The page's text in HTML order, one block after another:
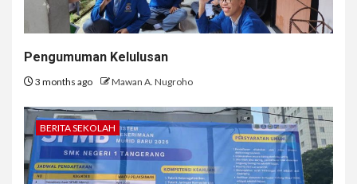
Pengumuman Kelulusan
3 months ago Mawan A. Nugroho
BERITA SEKOLAH